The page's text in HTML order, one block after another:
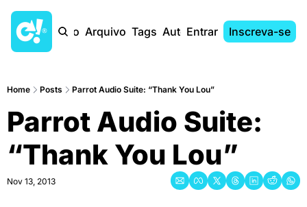
Início Arquivo Tags AutoresEntrar Inscreva-se
Home Posts Parrot Audio Suite: “Thank You Lou”
Parrot Audio Suite:
“Thank You Lou”
Nov 13, 2013